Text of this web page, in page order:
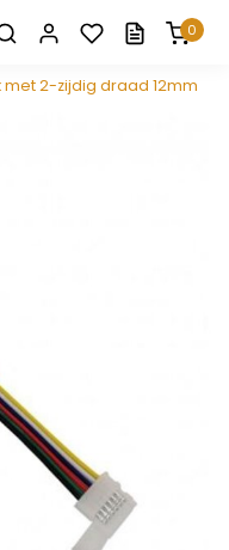
0
met 2-zijdig draad 12mm